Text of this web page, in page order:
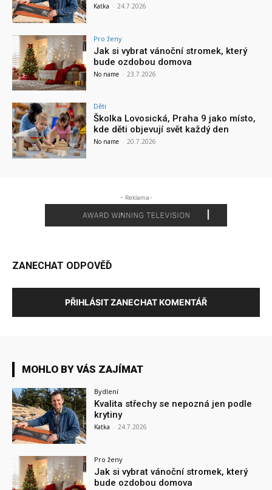
Katka - 24.7.2026
Pro ženy
Jak si vybrat vánoční stromek, který
bude ozdobou domova
No name - 23.7.2026
Děti
Školka Lovosická, Praha 9 jako místo,
kde děti objevují svět každý den
No name - 20.7.2026
- Reklama-
ZANECHAT ODPOVĚĎ
PŘIHLÁSIT ZANECHAT KOMENTÁŘ
MOHLO BY VÁS ZAJÍMAT
Bydlení
Kvalita střechy se nepozná jen podle
krytiny
Katka - 24.7.2026
Pro ženy
Jak si vybrat vánoční stromek, který
bude ozdobou domova